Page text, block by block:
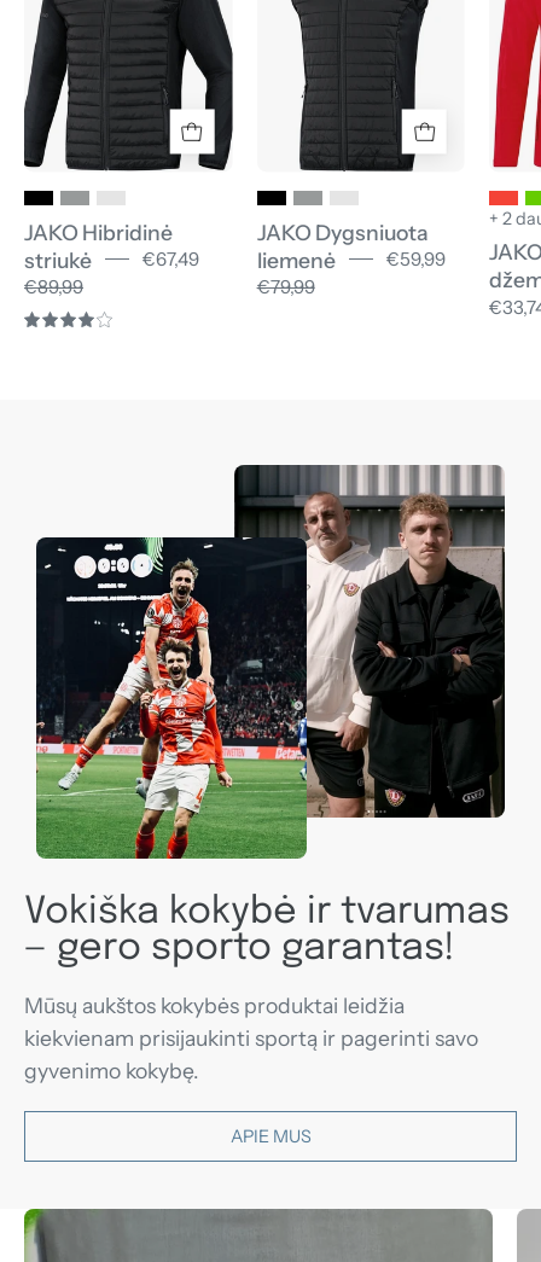
JAKO Hibridinė
striukė
€67,49
€89,99
JAKO Dygsniuota
liemenė
€59,99
€79,99
+ 2
Vokiška kokybė ir tvarumas
— gero sporto garantas!
Mūsų aukštos kokybės produktai leidžia
kiekvienam prisijaukinti sportą ir pagerinti savo
gyvenimo kokybę.
APIE MUS